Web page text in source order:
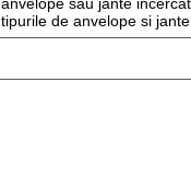
tipurile de anvelope si jante